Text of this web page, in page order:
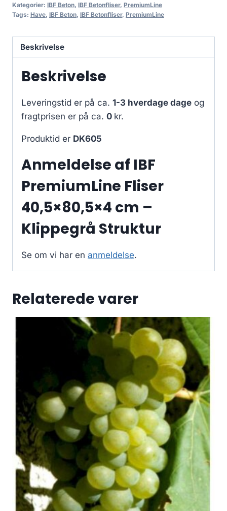
Kategorier: IBF Beton, IBF Betonfliser, PremiumLine
Tags: Have, IBF Beton, IBF Betonfliser, PremiumLine
Beskrivelse
Beskrivelse
Leveringstid er på ca. 1-3 hverdage dage og
fragtprisen er på ca. 0 kr.
Produktid er DK605
Anmeldelse af IBF
PremiumLine Fliser
40,5×80,5×4 cm –
Klippegrå Struktur
Se om vi har en anmeldelse.
Relaterede varer